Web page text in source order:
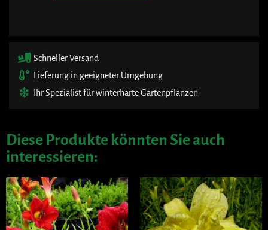
Schneller Versand
Lieferung in geeigneter Umgebung
Ihr Spezialist für winterharte Gartenpflanzen
Diese Produkte könnten Sie auch
interessieren: